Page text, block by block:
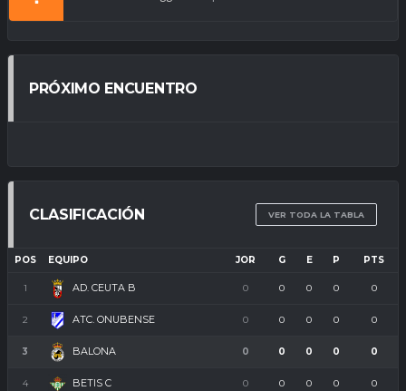
PRÓXIMO ENCUENTRO
CLASIFICACIÓN VER TODA LA TABLA
POS EQUIPO JOR G E P PTS
1 AD. CEUTA B 0 0 0 0 0
2 ATC. ONUBENSE 0 0 0 0 0
3 BALONA 0 0 0 0 0
4 BETIS C 0 0 0 0 0